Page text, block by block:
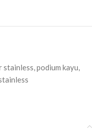
stainless,podium kayu,